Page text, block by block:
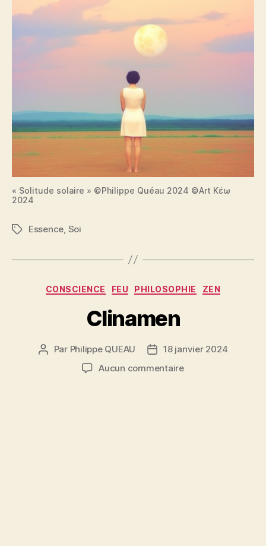
« Solitude solaire » ©Philippe Quéau 2024 ©Art Κέω
2024
Étiquettes
Essence Soi
Catégories
CONSCIENCE FEU PHILOSOPHIE ZEN
Clinamen
Auteur
Par Philippe QUEAU
Date18 janvier 2024
Aucun commentairesur